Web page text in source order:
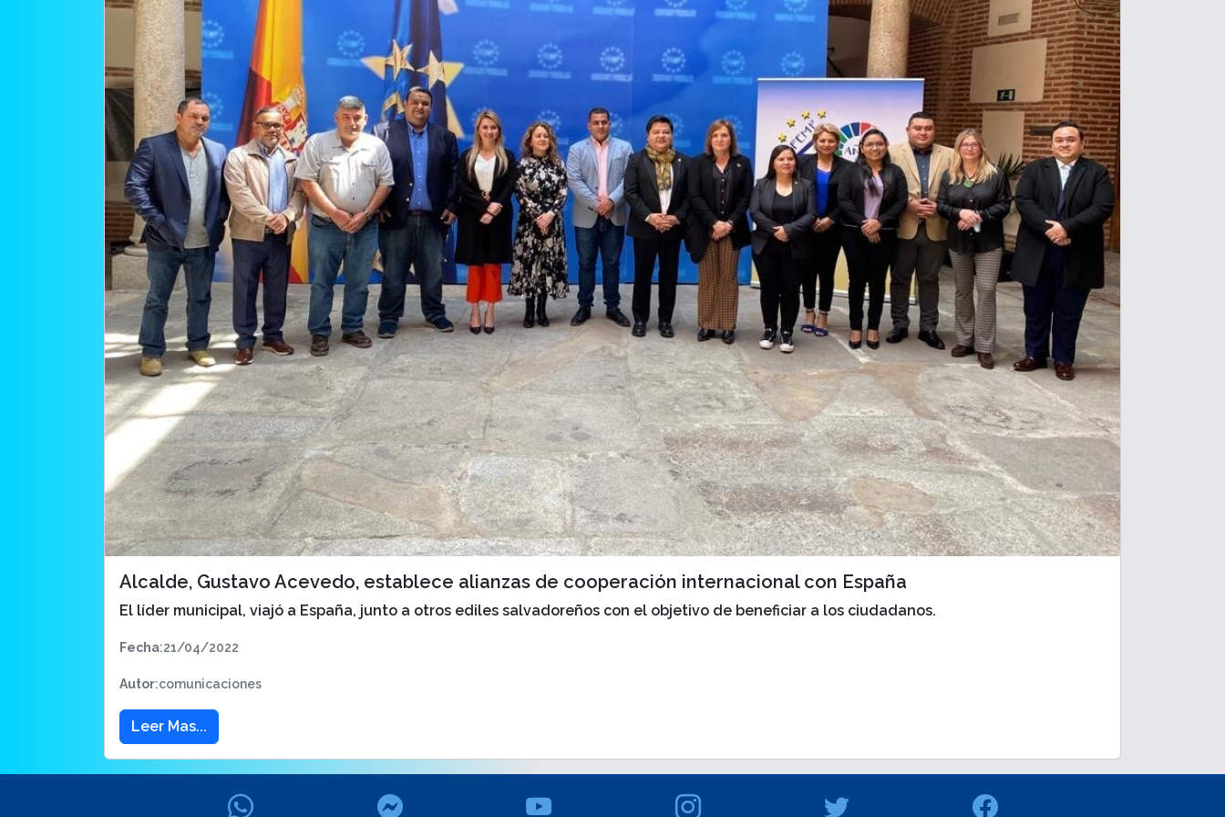
Alcalde, Gustavo Acevedo, establece alianzas de cooperación internacional con España
El líder municipal, viajó a España, junto a otros ediles salvadoreños con el objetivo de beneficiar a los ciudadanos.
Fecha:21/04/2022
Autor:comunicaciones
Leer Mas...